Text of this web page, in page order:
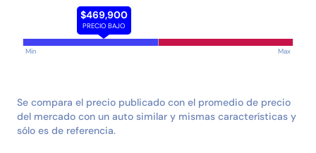
$469,900
PRECIO BAJO
Min Max
Se compara el precio publicado con el promedio de precio
del mercado con un auto similar y mismas características y
sólo es de referencia.